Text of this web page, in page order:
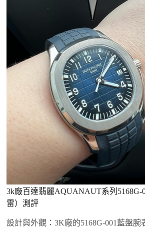
3k廠百達翡麗AQUANAUT系列5168G-
雷）測評
設計與外觀‌：3K廠的5168G-001藍盤腕